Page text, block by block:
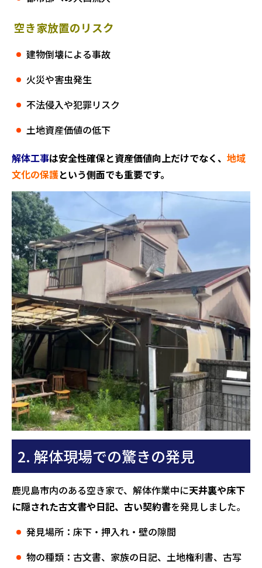
空き家放置のリスク
建物倒壊による事故
火災や害虫発生
不法侵入や犯罪リスク
土地資産価値の低下
解体工事は安全性確保と資産価値向上だけでなく、 地域
文化の保護という側面でも重要です。
2. 解体現場での驚きの発見
鹿児島市内のある空き家で、解体作業中に天井裏や床下
に隠された古文書や日記、古い契約書を発見しました。
発見場所：床下・押入れ・壁の隙間
物の種類：古文書、家族の日記、土地権利書、古写